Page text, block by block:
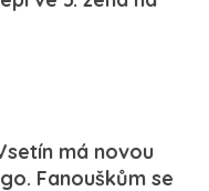
má novou
Fanouškům se